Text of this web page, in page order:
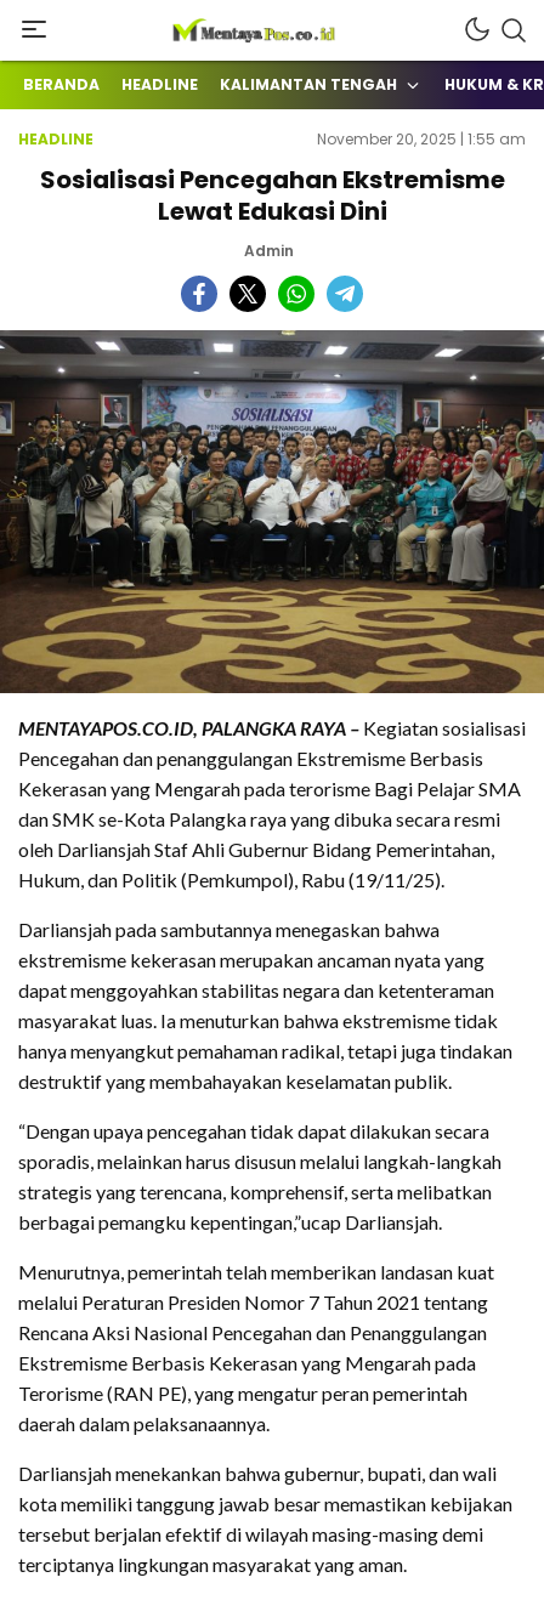
mentayapos.co.id
Terkini Mengabarkan
BERANDA HEADLINE KALIMANTAN TENGAH HUKUM &
HEADLINE November 20, 2025 | 1:55 am
Sosialisasi Pencegahan Ekstremisme
Lewat Edukasi Dini
Admin
MENTAYAPOS.CO.ID, PALANGKA RAYA – Kegiatan sosialisasi
Pencegahan dan penanggulangan Ekstremisme Berbasis
Kekerasan yang Mengarah pada terorisme Bagi Pelajar SMA
dan SMK se-Kota Palangka raya yang dibuka secara resmi
oleh Darliansjah Staf Ahli Gubernur Bidang Pemerintahan,
Hukum, dan Politik (Pemkumpol), Rabu (19/11/25).
Darliansjah pada sambutannya menegaskan bahwa
ekstremisme kekerasan merupakan ancaman nyata yang
dapat menggoyahkan stabilitas negara dan ketenteraman
masyarakat luas. Ia menuturkan bahwa ekstremisme tidak
hanya menyangkut pemahaman radikal, tetapi juga tindakan
destruktif yang membahayakan keselamatan publik.
“Dengan upaya pencegahan tidak dapat dilakukan secara
sporadis, melainkan harus disusun melalui langkah-langkah
strategis yang terencana, komprehensif, serta melibatkan
berbagai pemangku kepentingan,”ucap Darliansjah.
Menurutnya, pemerintah telah memberikan landasan kuat
melalui Peraturan Presiden Nomor 7 Tahun 2021 tentang
Rencana Aksi Nasional Pencegahan dan Penanggulangan
Ekstremisme Berbasis Kekerasan yang Mengarah pada
Terorisme (RAN PE), yang mengatur peran pemerintah
daerah dalam pelaksanaannya.
Darliansjah menekankan bahwa gubernur, bupati, dan wali
kota memiliki tanggung jawab besar memastikan kebijakan
tersebut berjalan efektif di wilayah masing-masing demi
terciptanya lingkungan masyarakat yang aman.